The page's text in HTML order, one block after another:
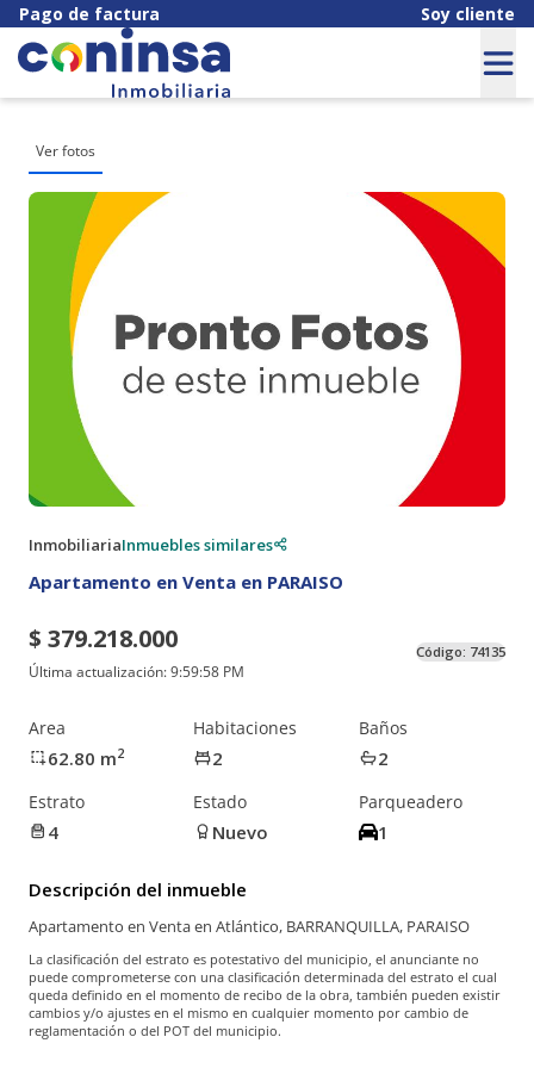
Pago de factura Soy cliente
Ver fotos
InmobiliariaInmuebles similares
Apartamento en Venta en PARAISO
$ 379.218.000
Última actualización:9:59:58 PM
Código: 74135
Area
62.80 m2
Habitaciones
2
Baños
2
Estrato
4
Estado
Nuevo
Parqueadero
1
Descripción del inmueble
Apartamento en Venta en Atlántico, BARRANQUILLA, PARAISO
La clasificación del estrato es potestativo del municipio, el anunciante no
puede comprometerse con una clasificación determinada del estrato el cual
queda definido en el momento de recibo de la obra, también pueden existir
cambios y/o ajustes en el mismo en cualquier momento por cambio de
reglamentación o del POT del municipio.